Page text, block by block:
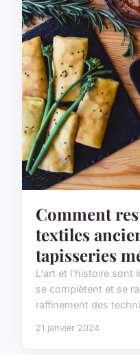
Comment
textiles
tapisseries
L'art et l'histoire sont
se complètent et se
raffinement des
21 janvier 2024